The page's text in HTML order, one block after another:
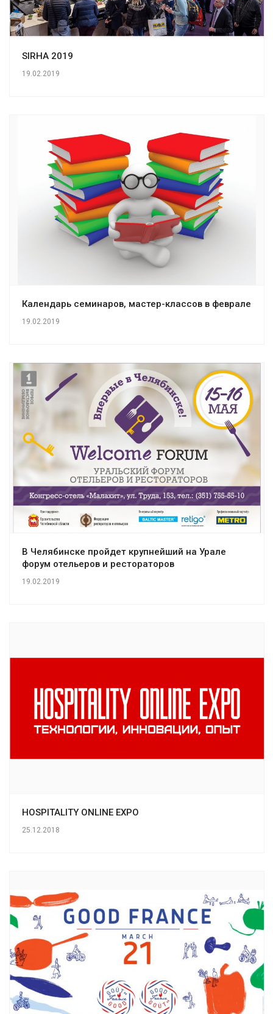
SIRHA 2019
19.02.2019
Календарь семинаров, мастер-классов в феврале
19.02.2019
В Челябинске пройдет крупнейший на Урале
форум отельеров и рестораторов
19.02.2019
HOSPITALITY ONLINE EXPO
25.12.2018